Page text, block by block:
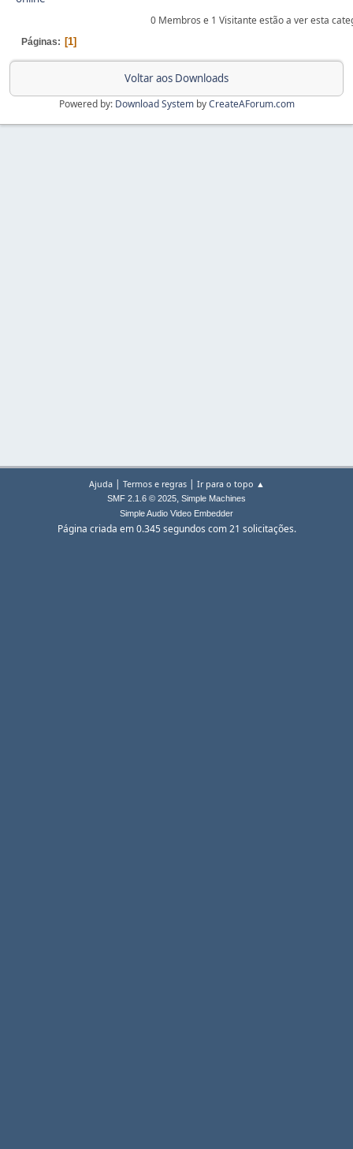
0 Membros e 1 Visitante estão a ver esta
Páginas 1
Voltar aos Downloads
Powered by: Download SystembyCreateAForum.com
Ajuda| Termos e regras| Ir para o topo ▲
SMF 2.1.6 © 2025, Simple Machines
Simple Audio Video Embedder
Página criada em 0.345 segundos com 21 solicitações.